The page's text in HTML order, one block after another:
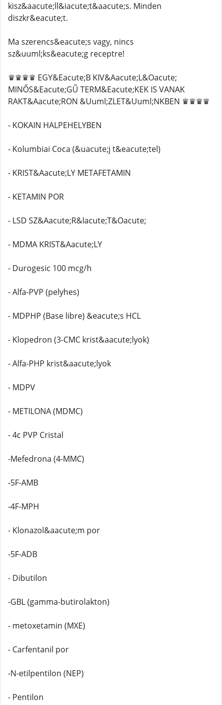
kisz&aacute;ll&iacute;t&aacute;s. Minden
diszkr&eacute;t.
Ma szerencs&eacute;s vagy, nincs
sz&uuml;ks&eacute;g receptre!
♛♛♛♛ EGY&Eacute;B KIV&Aacute;L&Oacute;
MINŐS&Eacute;GŰ TERM&Eacute;KEK IS VANAK
RAKT&Aacute;RON &Uuml;ZLET&Uuml;NKBEN ♛♛♛♛
- KOKAIN HALPEHELYBEN
- Kolumbiai Coca (&uacute;j t&eacute;tel)
- KRIST&Aacute;LY METAFETAMIN
- KETAMIN POR
- LSD SZ&Aacute;R&Iacute;T&Oacute;
- MDMA KRIST&Aacute;LY
- Durogesic 100 mcg/h
- Alfa-PVP (pelyhes)
- MDPHP (Base libre) &eacute;s HCL
- Klopedron (3-CMC krist&aacute;lyok)
- Alfa-PHP krist&aacute;lyok
- MDPV
- METILONA (MDMC)
- 4c PVP Cristal
-Mefedrona (4-MMC)
-5F-AMB
-4F-MPH
- Klonazol&aacute;m por
-5F-ADB
- Dibutilon
-GBL (gamma-butirolakton)
- metoxetamin (MXE)
- Carfentanil por
-N-etilpentilon (NEP)
- Pentilon